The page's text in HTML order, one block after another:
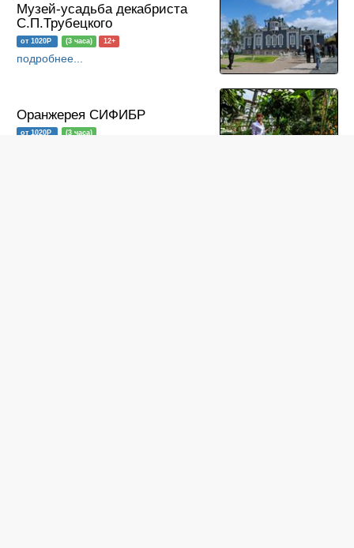
Музей-усадьба декабриста
С.П.Трубецкого
от 1020Р (3 часа) 12+
подробнее...
Оранжерея СИФИБР
от 1020Р (3 часа)